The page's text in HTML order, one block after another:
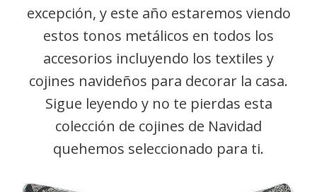
excepción, y este año estaremos viendo
estos tonos metálicos en todos los
accesorios incluyendo los textiles y
cojines navideños para decorar la casa.
Sigue leyendo y no te pierdas esta
colección de cojines de Navidad
quehemos seleccionado para ti.